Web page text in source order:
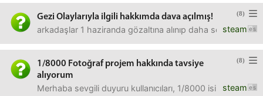
(8)
Gezi Olaylarıyla ilgili hakkımda dava açılmış!
steam
arkadaşlar 1 haziranda gözaltına alınıp daha sonra
(8)
1/8000 Fotoğraf projem hakkında tavsiye
alıyorum
steam
Merhaba sevgili duyuru kullanıcıları, 1/8000 isimli bir